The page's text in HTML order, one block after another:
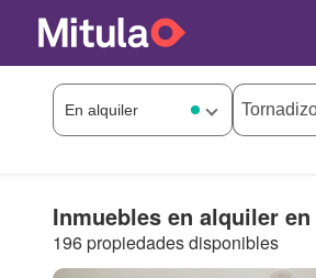
Inmuebles en alquiler
196 propiedades disponibles